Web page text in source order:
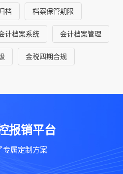
察的财务智能体体系，将财务团
队从繁琐的流程中解放出来，转
向价值优化与战略决策。 从“参
展中国”到“融入中国”
档 档案保管期限
计档案系统 会计档案管理
金税四期合规
报销平台
专属定制方案